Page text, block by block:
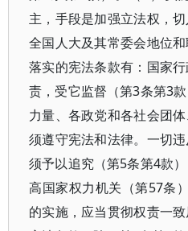
主，手段是加强立法权，
全国人大及其常委会地位
落实的宪法条款有：国家
责，受它监督（第3条第3
力量、各政党和各社会团
须遵守宪法和法律。一切
须予以追究（第5条第4款
高国家权力机关（第57条
的实施，应当贯彻权责一